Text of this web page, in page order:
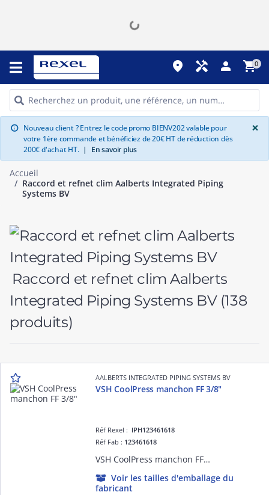
place handyman person shopping_cart0
info Nouveau client ? Entrez le code promo BIENV202 valable pour
votre 1ère commande et bénéficiez de 20€ HT de réduction dès
200€ d'achat HT. | En savoir plus
×
Accueil
Raccord et refnet clim Aalberts Integrated Piping
Systems BV
Raccord et refnet clim Aalberts
Integrated Piping Systems BV (138
produits)
AALBERTS INTEGRATED PIPING SYSTEMS BV
VSH CoolPress manchon FF 3/8"
Réf Rexel : IPH123461618
Réf Fab : 123461618
VSH CoolPress manchon FF 3/8"
Voir les tailles d'emballage du
fabricant